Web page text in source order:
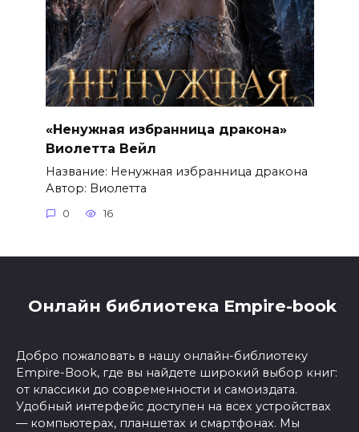
«Ненужная избранница дракона»
Виолетта Вейл
Название: Ненужная избранница дракона
Автор: Виолетта
0 16
Онлайн библиотека Empire-book
Добро пожаловать в нашу онлайн-библиотеку
Empire-Book, где вы найдете широкий выбор книг:
от классики до современности и самоиздата.
Удобный интерфейс доступен на всех устройствах
— компьютерах, планшетах и смартфонах. Мы